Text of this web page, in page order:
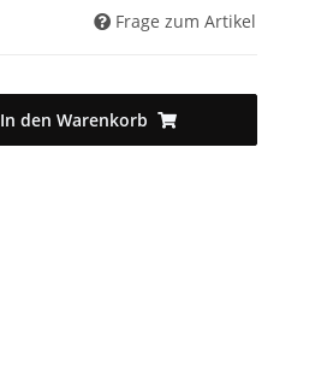
Frage zum Artikel
In den Warenkorb